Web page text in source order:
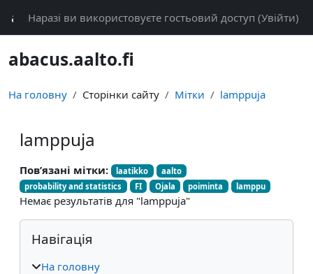
abacusНаразі ви використовуєте гостьовий доступ (Увійти)
abacus.aalto.fi
На головну Сторінки сайту Мітки lamppuja
lamppuja
Пов’язані мітки: laatikko
aalto
probability and statistics
FI Ojala poiminta lamppu
Немає результатів для "lamppuja"
Блоки
Пропустити Навігація
Навігація
На головну